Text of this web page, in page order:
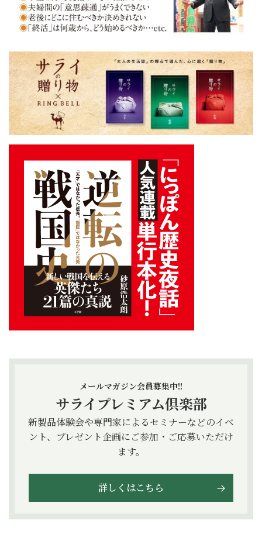
メールマガジン会員募集中!!
サライプレミアム倶楽部
新製品体験会や専門家によるセミナーなどのイベ
ント、プレゼント企画にご参加・ご応募いただけ
ます。
詳しくはこちら